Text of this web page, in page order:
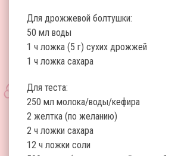
Для дрожжевой болтушки:
50 мл воды
1 ч ложка (5 г) сухих дрожжей
1 ч ложка сахара
Для теста:
250 мл молока/воды/кефира
2 желтка (по желанию)
2 ч ложки сахара
12 ч ложки соли